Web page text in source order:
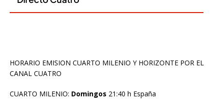
HORARIO EMISION CUARTO MILENIO Y HORIZONTE POR EL
CANAL CUATRO
CUARTO MILENIO: Domingos 21:40 h España